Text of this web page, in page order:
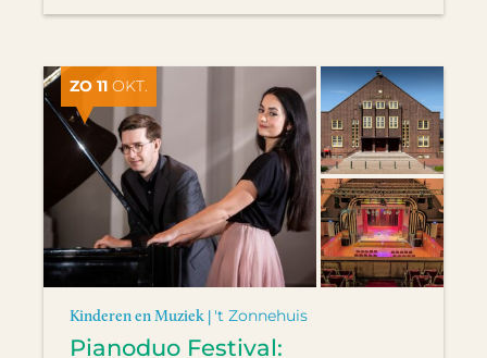
ZO 11 OKT.
Kinderen en Muziek | 't Zonnehuis
Pianoduo Festival: